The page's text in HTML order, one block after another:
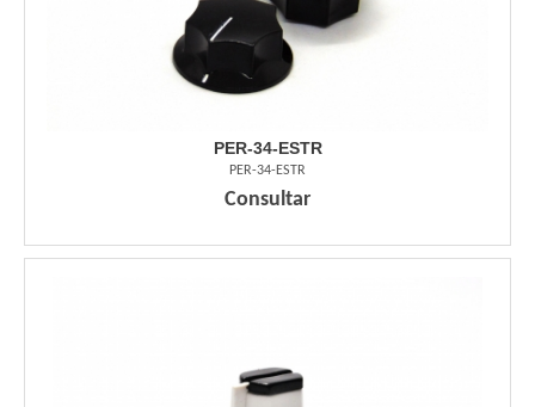
PER-34-ESTR
PER-34-ESTR
Consultar